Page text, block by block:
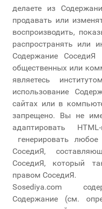
делаете из
продавать или
воспроизводить,
распространять или
Содержание
общественных или
являетесь
использование
сайтах или в
запрещено. Вы не
адаптировать
генерировать
СоседиЯ,
СоседиЯ, который
правом СоседиЯ.
Sosediya.com
Содержание (см.